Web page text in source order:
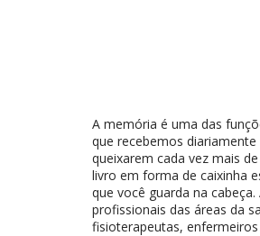
A memória é uma das
que recebemos
queixarem cada vez mais
livro em forma de caixinha
que você guarda na
profissionais das áreas da
fisioterapeutas,